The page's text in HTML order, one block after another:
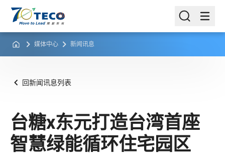
媒体中心 新闻讯息
回新闻讯息列表
台糖x东元打造台湾首座
智慧绿能循环住宅园区